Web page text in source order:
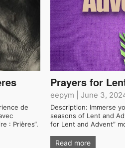
de
: Prières“.
Prayers for
eepym June 3,
Description: Immerse
seasons of Lent and
for Lent and Advent”
Read more